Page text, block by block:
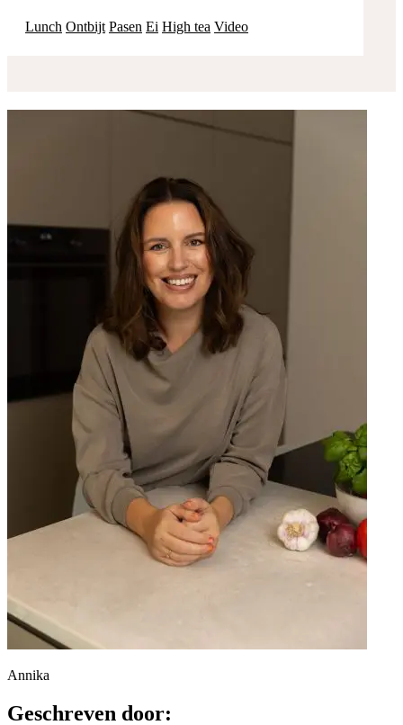
Lunch Ontbijt Pasen Ei High tea Video
Annika
Geschreven door: